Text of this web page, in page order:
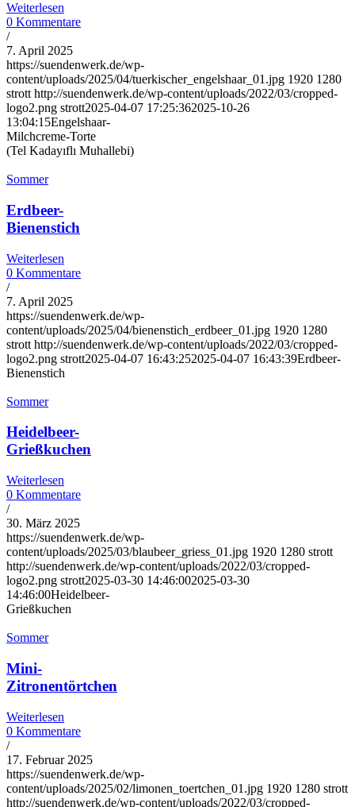
Weiterlesen
0 Kommentare
/
7. April 2025
https://suendenwerk.de/wp-
content/uploads/2025/04/tuerkischer_engelshaar_01.jpg 1920 1280
strott http://suendenwerk.de/wp-content/uploads/2022/03/cropped-
logo2.png strott2025-04-07 17:25:362025-10-26
13:04:15Engelshaar-
Milchcreme-Torte
(Tel Kadayıflı Muhallebi)
Sommer
Erdbeer-
Bienenstich
Weiterlesen
0 Kommentare
/
7. April 2025
https://suendenwerk.de/wp-
content/uploads/2025/04/bienenstich_erdbeer_01.jpg 1920 1280
strott http://suendenwerk.de/wp-content/uploads/2022/03/cropped-
logo2.png strott2025-04-07 16:43:252025-04-07 16:43:39Erdbeer-
Bienenstich
Sommer
Heidelbeer-
Grießkuchen
Weiterlesen
0 Kommentare
/
30. März 2025
https://suendenwerk.de/wp-
content/uploads/2025/03/blaubeer_griess_01.jpg 1920 1280 strott
http://suendenwerk.de/wp-content/uploads/2022/03/cropped-
logo2.png strott2025-03-30 14:46:002025-03-30
14:46:00Heidelbeer-
Grießkuchen
Sommer
Mini-
Zitronentörtchen
Weiterlesen
0 Kommentare
/
17. Februar 2025
https://suendenwerk.de/wp-
content/uploads/2025/02/limonen_toertchen_01.jpg 1920 1280 strott
http://suendenwerk.de/wp-content/uploads/2022/03/cropped-